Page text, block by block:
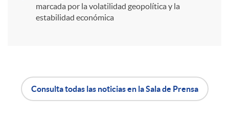
marcada por la volatilidad geopolítica y la
estabilidad económica
A
Consulta todas las noticias en la Sala de Prensa